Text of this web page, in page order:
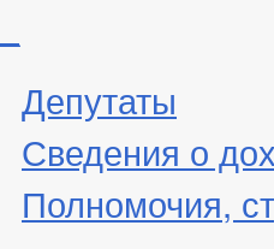
Депутаты
Сведения о
Полномочия,